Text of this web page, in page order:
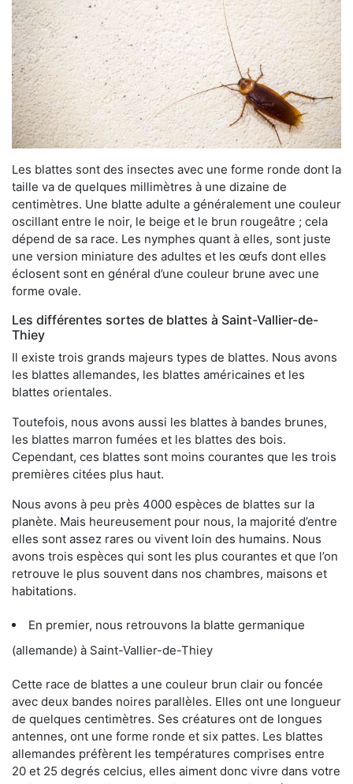
Les blattes sont des insectes avec une forme ronde dont la
taille va de quelques millimètres à une dizaine de
centimètres. Une blatte adulte a généralement une couleur
oscillant entre le noir, le beige et le brun rougeâtre ; cela
dépend de sa race. Les nymphes quant à elles, sont juste
une version miniature des adultes et les œufs dont elles
éclosent sont en général d’une couleur brune avec une
forme ovale.
Les différentes sortes de blattes à Saint-Vallier-de-
Thiey
Il existe trois grands majeurs types de blattes. Nous avons
les blattes allemandes, les blattes américaines et les
blattes orientales.
Toutefois, nous avons aussi les blattes à bandes brunes,
les blattes marron fumées et les blattes des bois.
Cependant, ces blattes sont moins courantes que les trois
premières citées plus haut.
Nous avons à peu près 4000 espèces de blattes sur la
planète. Mais heureusement pour nous, la majorité d’entre
elles sont assez rares ou vivent loin des humains. Nous
avons trois espèces qui sont les plus courantes et que l’on
retrouve le plus souvent dans nos chambres, maisons et
habitations.
En premier, nous retrouvons la blatte germanique
(allemande) à Saint-Vallier-de-Thiey
Cette race de blattes a une couleur brun clair ou foncée
avec deux bandes noires parallèles. Elles ont une longueur
de quelques centimètres. Ses créatures ont de longues
antennes, ont une forme ronde et six pattes. Les blattes
allemandes préfèrent les températures comprises entre
20 et 25 degrés celcius, elles aiment donc vivre dans votre